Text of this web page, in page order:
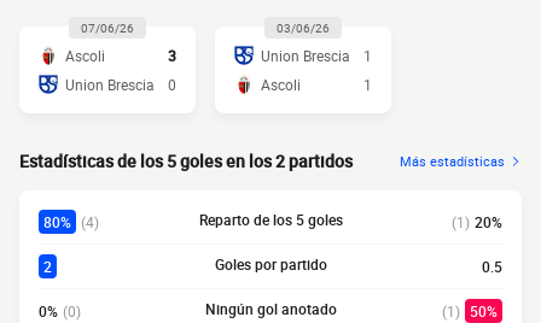
07/06/26
Ascoli
3
Union Brescia
0
03/06/26
Union Brescia
1
Ascoli
1
Estadísticas de los 5 goles en los 2 partidos Más estadísticas
80% (4) Reparto de los 5 goles (1) 20%
2 Goles por partido 0.5
0% (0) Ningún gol anotado (1) 50%